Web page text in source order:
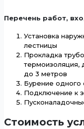
Перечень работ,
Установка
лестницы
Прокладка
термоизоляция,
до 3 метров
Бурение одного
Подключение к
Стоимость